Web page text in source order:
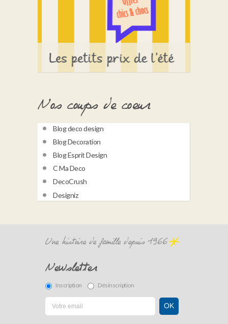
Nos coups de coeur
Blog deco design
Blog Decoration
Blog Esprit Design
C Ma Deco
DecoCrush
Designiz
Une histoire de famille depuis 1966
Newsletter
Inscription Désinscription